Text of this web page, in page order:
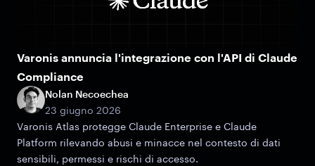
Varonis annuncia l'integrazione con l'API di Claude
Compliance
Nolan Necoechea
23 giugno 2026
Varonis Atlas protegge Claude Enterprise e Claude
Platform rilevando abusi e minacce nel contesto di dati
sensibili, permessi e rischi di accesso.